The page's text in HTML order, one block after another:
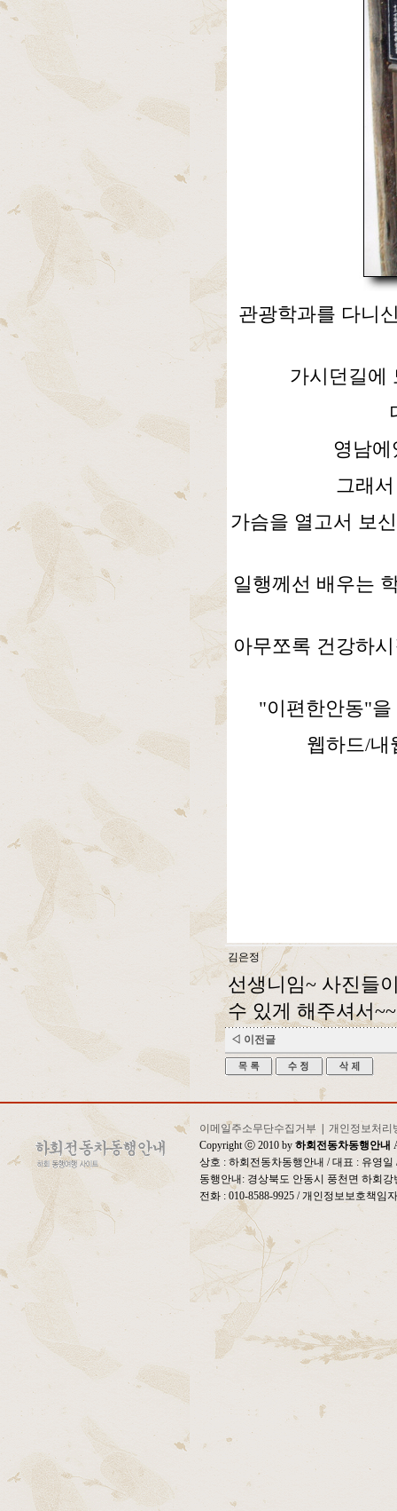
관광학과를 다니
가시던길에
영남
그래
가슴을 열고서 보
일행께선 배우는
아무쪼록 건강하
"이편한안동"을
웹하드/내
김은정
선생니임~ 사진들
수 있게 해주셔서~~
◁ 이전글
이메일주소무단수집거부
개인정보처리
Copyright ⓒ 2010 by 하회전동차동행안내
상호 : 하회전동차동행안내 / 대표 : 유영
동행안내: 경상북도 안동시 풍천면 하회
전화 : 010-8588-9925 / 개인정보보호책임